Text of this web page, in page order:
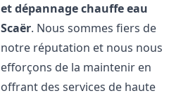
et dépannage chauffe eau
Scaër. Nous sommes fiers de
notre réputation et nous nous
efforçons de la maintenir en
offrant des services de haute